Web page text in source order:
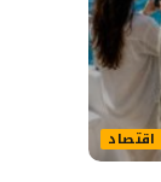
اقتصاد